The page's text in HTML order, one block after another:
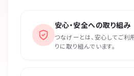
安心・安全への取り組み
つなげーとは、安心してご利
りに取り組んでいます。